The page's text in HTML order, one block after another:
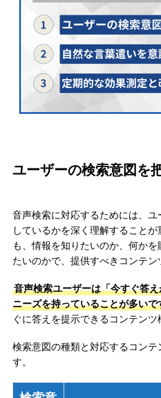
ユーザーの検索意図を
音声検索に対応するためには、
しているかを深く理解すること
も、情報を知りたいのか、何か
たいのかで、提供すべきコンテン
音声検索ユーザーは「今すぐ答
ニーズを持っていることが多いで
ぐに答えを提示できるコンテンツ
検索意図の種類と対応するコン
す。